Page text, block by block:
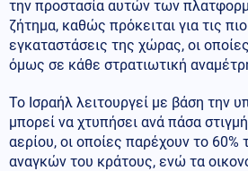
την προστασία αυτών των
ζήτημα, καθώς πρόκειται για τις
εγκαταστάσεις της χώρας, οι
όμως σε κάθε στρατιωτική
Το Ισραήλ λειτουργεί με βάση την
μπορεί να χτυπήσει ανά πάσα
αερίου, οι οποίες παρέχουν το
αναγκών του κράτους, ενώ τα